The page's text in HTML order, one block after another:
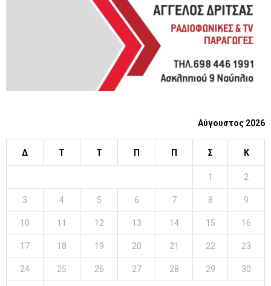
H
Αύγουστος 2026
Δ Τ Τ Π Π Σ Κ
1 2
3 4 5 6 7 8 9
10 11 12 13 14 15 16
17 18 19 20 21 22 23
24 25 26 27 28 29 30